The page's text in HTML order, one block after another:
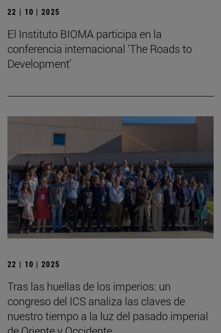
22 | 10 | 2025
El Instituto BIOMA participa en la
conferencia internacional 'The Roads to
Development'
22 | 10 | 2025
Tras las huellas de los imperios: un
congreso del ICS analiza las claves de
nuestro tiempo a la luz del pasado imperial